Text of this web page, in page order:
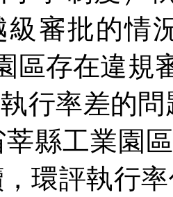
級審批的情
區存在違規
行率差的
莘縣工業園
環評執行